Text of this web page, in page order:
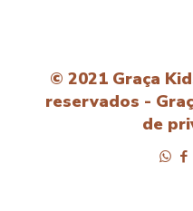
© 2021 Graça
reservados -
de